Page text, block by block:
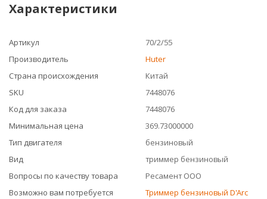
Характеристики
Артикул
70/2/55
Производитель
Huter
Страна происхождения
Китай
SKU
7448076
Код для заказа
7448076
Минимальная цена
369.73000000
Тип двигателя
бензиновый
Вид
триммер бензиновый
Вопросы по качеству товара
Ресамент ООО
Возможно вам потребуется
Триммер бензиновый D'Arc